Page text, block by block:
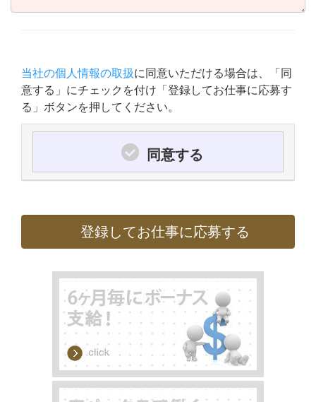
当社の個人情報の取扱に同意いただける場合は、「同
意する」にチェックを付け「登録してお仕事に応募す
る」ボタンを押してください。
同意する